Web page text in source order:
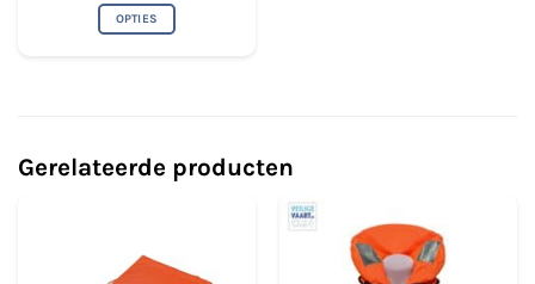
tot
OPTIES
Deze
worden
Gerelateerde producten